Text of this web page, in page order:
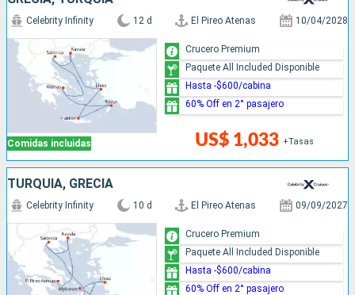
Comidas incluidas
Celebrity Infinity 12 d El Pireo Atenas 10/04/2028
US$ 1,033 +Tasas
Crucero Premium
Paquete All Included Disponible
Hasta -$600/cabina
60% Off en 2° pasajero
TURQUÍA, GRECIA
Celebrity Infinity 10 d El Pireo Atenas 09/09/2027
Crucero Premium
Paquete All Included Disponible
Hasta -$600/cabina
60% Off en 2° pasajero